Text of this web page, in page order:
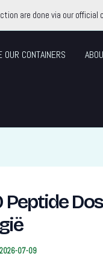
are done via our official
OUR CONTAINERS
2026-07-09